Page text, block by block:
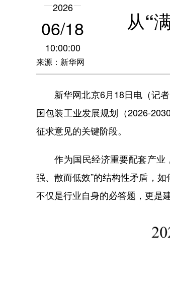
2026
06/18
10:00:00
来源：新华网
从“
新华网北京6月18日电（记者
国包装工业发展规划（2026-
征求意见的关键阶段。
作为国民经济重要配套产业，
强、散而低效”的结构性矛盾，
不仅是行业自身的必答题，更是